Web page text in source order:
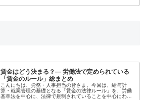
賃金はどう決まる？― 労働法で定められている
「賃金のルール」総まとめ
こんにちは、労務・人事担当の皆さま。今回は、給与計
算・就業管理の基礎となる「賃金の法律ルール」を、労働
基準法を中心に、法律で規制されていることを中心にわか